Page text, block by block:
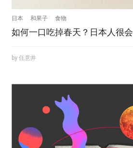
日本 和果子 食物
如何一口吃掉春天？日本人很会
by 任意井